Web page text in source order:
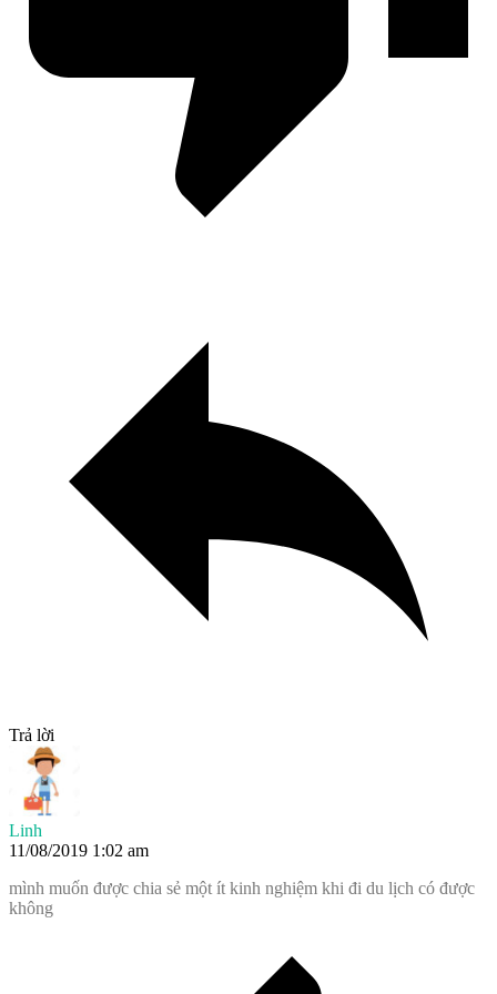
Trả lời
Linh
11/08/2019 1:02 am
mình muốn được chia sẻ một ít kinh nghiệm khi đi du lịch có được
không